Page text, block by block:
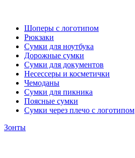
Шоперы с логотипом
Рюкзаки
Сумки для ноутбука
Дорожные сумки
Сумки для документов
Несессеры и косметички
Чемоданы
Сумки для пикника
Поясные сумки
Сумки через плечо с логотипом
Зонты